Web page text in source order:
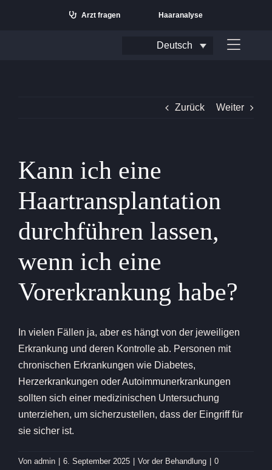
Arzt fragen Haaranalyse
Deutsch
Zurück Weiter
Kann ich eine
Haartransplantation
durchführen lassen,
wenn ich eine
Vorerkrankung habe?
In vielen Fällen ja, aber es hängt von der jeweiligen
Erkrankung und deren Kontrolle ab. Personen mit
chronischen Erkrankungen wie Diabetes,
Herzerkrankungen oder Autoimmunerkrankungen
sollten sich einer medizinischen Untersuchung
unterziehen, um sicherzustellen, dass der Eingriff für
sie sicher ist.
Von admin 6. September 2025 Vor der Behandlung
0